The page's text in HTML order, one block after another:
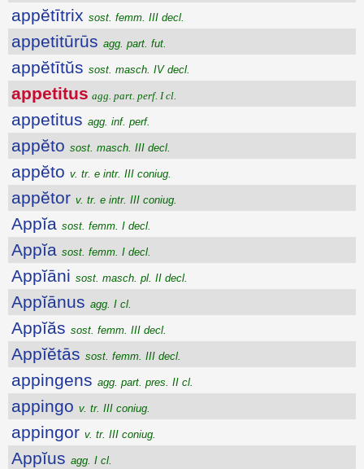
appĕtītrix sost. femm. III decl.
appetitūrūs agg. part. fut.
appĕtītŭs sost. masch. IV decl.
appetitus agg. part. perf. I cl.
appetitus agg. inf. perf.
appĕto sost. masch. III decl.
appĕto v. tr. e intr. III coniug.
appĕtor v. tr. e intr. III coniug.
Appĭa sost. femm. I decl.
Appĭa sost. femm. I decl.
Appĭāni sost. masch. pl. II decl.
Appĭānus agg. I cl.
Appĭăs sost. femm. III decl.
Appĭĕtās sost. femm. III decl.
appingens agg. part. pres. II cl.
appingo v. tr. III coniug.
appingor v. tr. III coniug.
Appĭus agg. I cl.